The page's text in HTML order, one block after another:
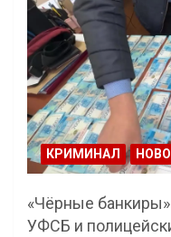
КРИМИНАЛ
«Чёрные
УФСБ и